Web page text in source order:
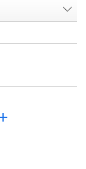
J164482